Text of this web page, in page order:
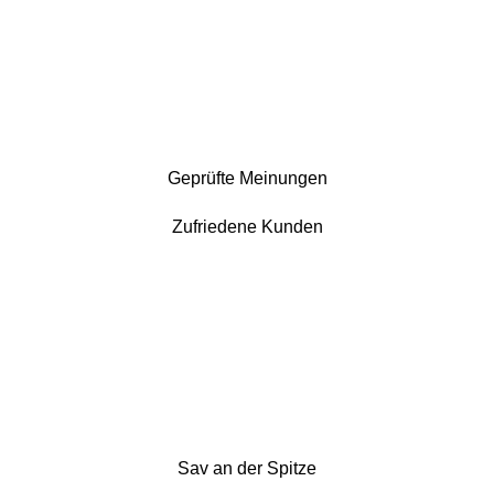
Geprüfte Meinungen
Zufriedene Kunden
Sav an der Spitze